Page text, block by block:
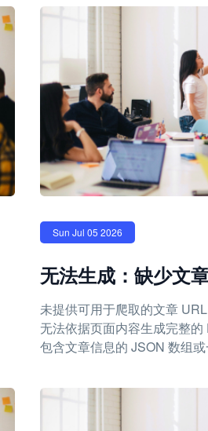
Sun Jul 05 2026
无法生成：缺少文
未提供可用于爬取的文章
无法依据页面内容生成完整的
包含文章信息的 JSON 数组或